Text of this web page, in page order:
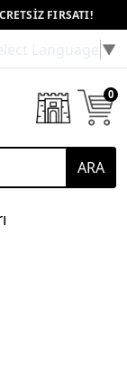
FIRSATI!
Müşteri Hizmetleri
▼
ARA
0